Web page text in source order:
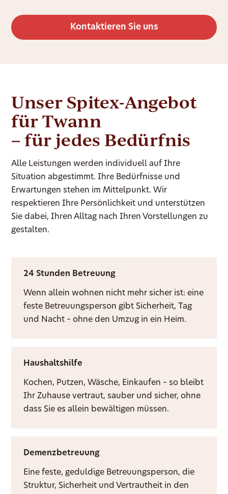
Kontaktieren Sie uns
Unser Spitex-Angebot
für Twann
– für jedes Bedürfnis
Alle Leistungen werden individuell auf Ihre
Situation abgestimmt. Ihre Bedürfnisse und
Erwartungen stehen im Mittelpunkt. Wir
respektieren Ihre Persönlichkeit und unterstützen
Sie dabei, Ihren Alltag nach Ihren Vorstellungen zu
gestalten.
24 Stunden Betreuung
Wenn allein wohnen nicht mehr sicher ist: eine
feste Betreuungsperson gibt Sicherheit, Tag
und Nacht – ohne den Umzug in ein Heim.
Haushaltshilfe
Kochen, Putzen, Wäsche, Einkaufen – so bleibt
Ihr Zuhause vertraut, sauber und sicher, ohne
dass Sie es allein bewältigen müssen.
Demenzbetreuung
Eine feste, geduldige Betreuungsperson, die
Struktur, Sicherheit und Vertrautheit in den